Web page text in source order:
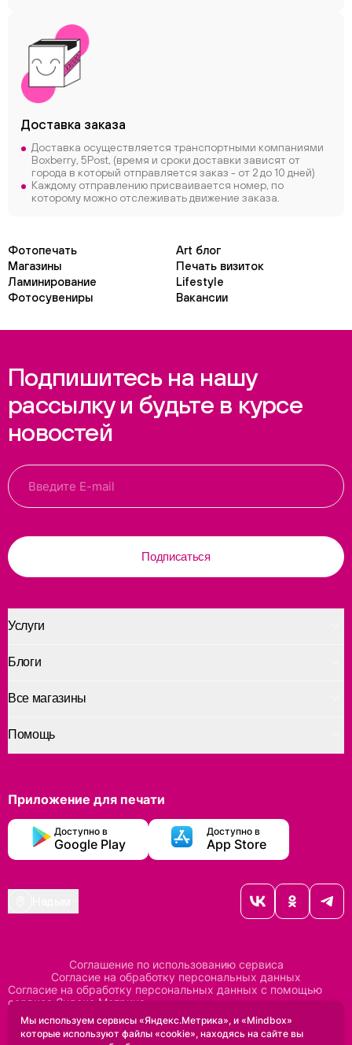
Доставка заказа
Доставка осуществляется транспортными компаниями
Boxberry, 5Post, (время и сроки доставки зависят от
города в который отправляется заказ - от 2 до 10 дней)
Каждому отправлению присваивается номер, по
которому можно отслеживать движение заказа.
Фотопечать
Art блог
Магазины
Печать визиток
Ламинирование
Lifestyle
Фотосувениры
Вакансии
Подпишитесь на нашу
рассылку и будьте в курсе
новостей
Подписаться
Услуги
Помощь
Блоги
Все магазины
Приложение для печати
Доступно в
Google Play
Доступно в
App Store
Соглашение по использованию сервиса
Согласие на обработку персональных данных
Согласие на обработку персональных данных с помощью
сервиса Яндекс Метрика
Согласие на обработку персональных данных с помощью
сервиса Mindbox
Положение по обработке персональных данных
Мы используем сервисы «Яндекс.Метрика», и «Mindbox»
которые используют файлы «cookie», находясь на сайте вы